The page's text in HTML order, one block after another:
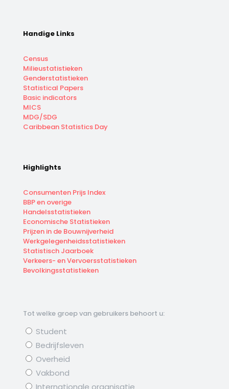
Handige Links
Census
Milieustatistieken
Genderstatistieken
Statistical Papers
Basic indicators
MICS
MDG/SDG
Caribbean Statistics Day
Highlights
Consumenten Prijs Index
BBP en overige
Handelsstatistieken
Economische Statistieken
Prijzen in de Bouwnijverheid
Werkgelegenheidsstatistieken
Statistisch Jaarboek
Verkeers- en Vervoersstatistieken
Bevolkingsstatistieken
Tot welke groep van gebruikers behoort u:
Student
Bedrijfsleven
Overheid
Vakbond